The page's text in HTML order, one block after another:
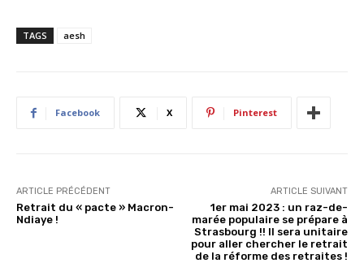
TAGS aesh
Facebook X Pinterest
ARTICLE PRÉCÉDENT
Retrait du « pacte » Macron-
Ndiaye !
ARTICLE SUIVANT
1er mai 2023 : un raz-de-
marée populaire se prépare à
Strasbourg !! Il sera unitaire
pour aller chercher le retrait
de la réforme des retraites !